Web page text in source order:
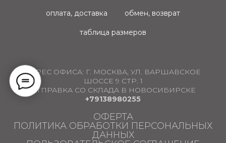
оплата, доставка обмен, возврат
таблица размеров
АДРЕС ОФИСА: Г. МОСКВА, УЛ. ВАРШАВСКОЕ
ШОССЕ 9 СТР. 1
ОТПРАВКА СО СКЛАДА В НОВОСИБИРСКЕ
+79138980255
ОФЕРТА
ПОЛИТИКА ОБРАБОТКИ ПЕРСОНАЛЬНЫХ
ДАННЫХ